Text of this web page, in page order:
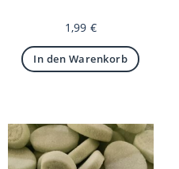
1,99 €
In den Warenkorb